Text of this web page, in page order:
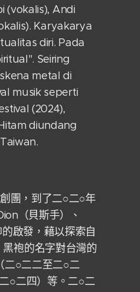
(vokalis), Andi
Karyakarya
diri. Pada
Seiring
metal di
musik seperti
(2024),
diundang
團，到了二○二○年
（貝斯手）、
啟發，藉以探索自
袍的名字對台灣的
二○二二至二○二
○二四）等。二○二